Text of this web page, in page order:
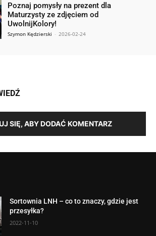
Poznaj pomysły na prezent dla
Maturzysty ze zdjęciem od
UwolnijKolory!
Szymon Kędzierski - 2026-02-24
SIĘ, ABY DODAĆ KOMENTARZ
Sortownia LNH – co to znaczy, gdzie jest
przesyłka?
2022-11-10